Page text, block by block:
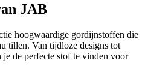
JAB
hoogwaardige gordijnstoffen die
tillen. Van tijdloze designs tot
de perfecte stof te vinden voor